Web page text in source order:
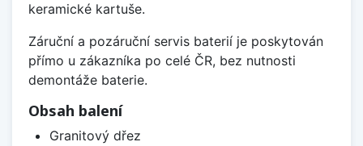
keramické kartuše.
Záruční a pozáruční servis baterií je poskytován
přímo u zákazníka po celé ČR, bez nutnosti
demontáže baterie.
Obsah balení
Granitový dřez